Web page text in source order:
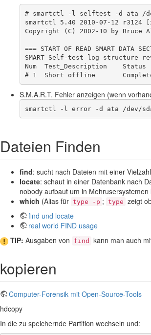
# smartctl -l selftest -d ata /
smartctl 5.40 2010-07-12 r3124
Copyright (C) 2002-10 by
=== START OF READ SMART DATA
SMART Self-test log structure
Num  Test_Description
# 1  Short offline
S.M.A.R.T. Fehler anzeigen (wenn
smartctl -l error -d ata /dev/
Dateien Finden
find: sucht nach Dateien mit einer
locate: schaut in einer Datenbank nach
nobody aufbaut um in
which (Alias für type -p ; type zeigt
find und locate
real world FIND usage
TIP: Ausgaben von find kann man auch
kopieren
Computer-Forensik mit Open-Source-Tools
hdcopy
In die zu speichernde Partition wechseln und: